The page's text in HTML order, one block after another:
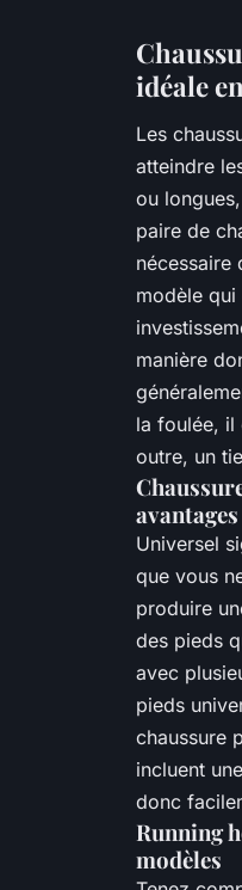
idéale
Les
atteindre
ou
paire de
modèle
manière
la foulée, il
outre, un
avantages
Universel
que vous
produire
des pieds
avec
pieds
chaussure
incluent
donc
Running
modèles